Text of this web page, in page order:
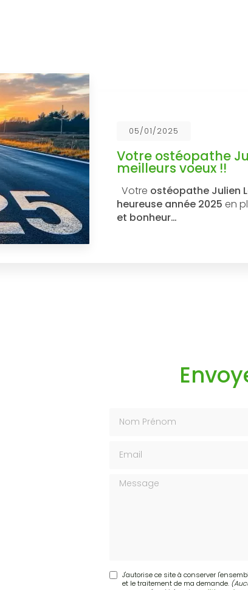
05/01/2025
Votre ostéopathe
meilleurs voeux !!
Votre ostéopathe Julien
heureuse année 2025 en
et bonheur…
Message
J'autorise ce site à conserver
et le traitement de ma demande.